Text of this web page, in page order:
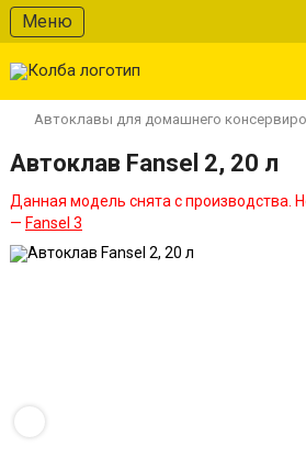
Меню
Автоклавы для домашнего
Автоклав Fansel 2, 20 л
Данная модель снята с производства.
— Fansel 3